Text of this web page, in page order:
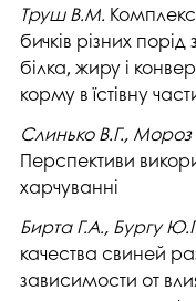
Труш В.М.
бичків різних
білка, жиру і
корму в їстівну
Слинько В.Г.,
Перспективи
харчуванні
Бирта Г.А., Бургу
качества свиней
зависимости от